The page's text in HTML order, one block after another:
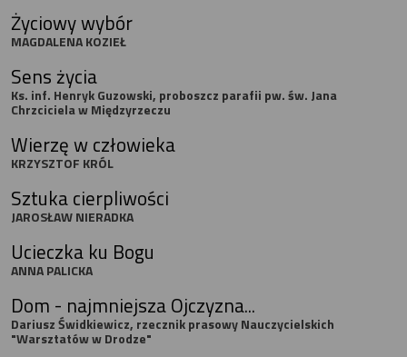
Życiowy wybór
MAGDALENA KOZIEŁ
Sens życia
Ks. inf. Henryk Guzowski, proboszcz parafii pw. św. Jana
Chrzciciela w Międzyrzeczu
Wierzę w człowieka
KRZYSZTOF KRÓL
Sztuka cierpliwości
JAROSŁAW NIERADKA
Ucieczka ku Bogu
ANNA PALICKA
Dom - najmniejsza Ojczyzna...
Dariusz Świdkiewicz, rzecznik prasowy Nauczycielskich
"Warsztatów w Drodze"